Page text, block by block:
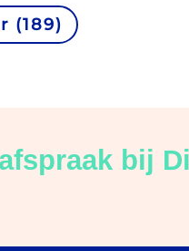
(189)
bij